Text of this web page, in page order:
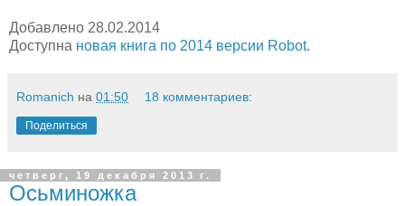
Добавлено 28.02.2014
Доступна новая книга по 2014 версии Robot.
Romanich на 01:50 18 комментариев:
Поделиться
четверг, 19 декабря 2013 г.
Осьминожка